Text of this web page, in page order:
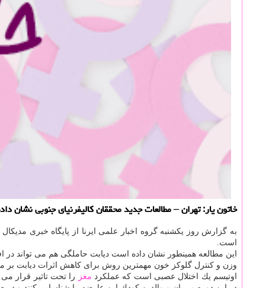
خاتون یار: تهران – مطالعات جدید محققان كالیفرنیای جنوبی نشان
به گزارش روز یكشنبه گروه اخبار علمی ایرنا از پایگاه خبری
است.
این مطالعه همینطور نشان داده است دیابت حاملگی هم می تواند
وزن و كنترل گلوكز خون مهمترین روش برای كاهش اثرات دیابت بر
اوتیسم یك اختلال عصبی است كه عملكرد مغز
را تحت تاثیر قرار